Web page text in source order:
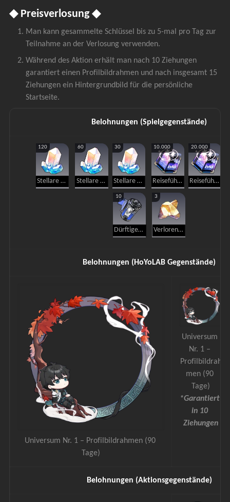
◆ Preisverlosung ◆
Man kann gesammelte Schlüssel bis zu 5-mal pro Tag zur
Teilnahme an der Verlosung verwenden.
Während des Aktion erhält man nach 10 Ziehungen
garantiert einen Profilbildrahmen und nach insgesamt 15
Ziehungen ein Hintergrundbild für die persönliche
Startseite.
Belohnungen (Spielgegenstände)
120
Stellare Jade
60
Stellare Jade
30
Stellare Jade
10.000
Reiseführer
20.000
Reiseführer
10
Dürftiger Äther
3
Verlorener Kristall
Belohnungen (HoYoLAB Gegenstände)
Universum Nr. 1 – Profilbildrahmen (90
Tage)
Universum
Nr. 1 –
Profilbildrah
men (90
Tage)
*Garantiert
in 10
Ziehungen
Belohnungen (Aktionsgegenstände)